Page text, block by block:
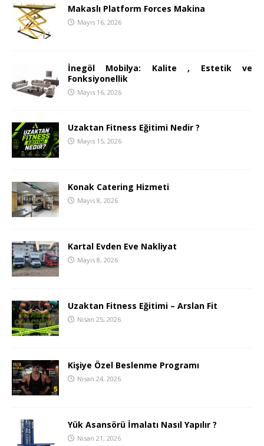
Makaslı Platform Forces Makina
Mayıs 16, 2026
İnegöl Mobilya: Kalite , Estetik ve
Fonksiyonellik
Mayıs 16, 2026
Uzaktan Fitness Eğitimi Nedir ?
Mayıs 15, 2026
Konak Catering Hizmeti
Mayıs 8, 2026
Kartal Evden Eve Nakliyat
Mayıs 8, 2026
Uzaktan Fitness Eğitimi – Arslan Fit
Nisan 25, 2026
Kişiye Özel Beslenme Programı
Nisan 24, 2026
Yük Asansörü İmalatı Nasıl Yapılır ?
Nisan 21, 2026